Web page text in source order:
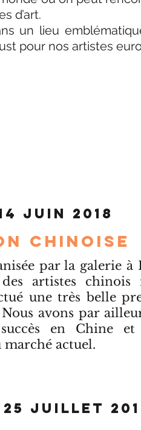
d’art.
un lieu
pour nos artistes
Juin 2018
CHINOISE
par la galerie
artistes
une très belle
avons par
en Chine
actuel.
25 Juillet